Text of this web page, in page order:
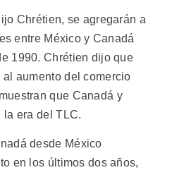
Chrétien, se agregarán a
entre México y Canadá
1990. Chrétien dijo que
aumento del comercio
que Canadá y
la era del TLC.
desde México
en los últimos dos años,